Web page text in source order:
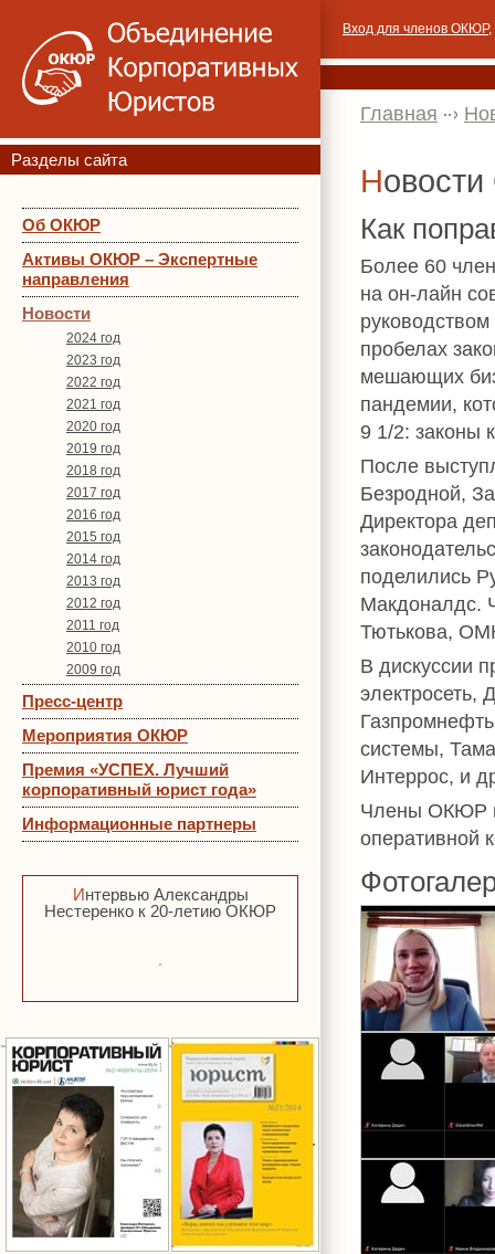
Разделы сайта
Об ОКЮР
Активы ОКЮР – Экспертные
направления
Новости
2024 год
2023 год
2022 год
2021 год
2020 год
2019 год
2018 год
2017 год
2016 год
2015 год
2014 год
2013 год
2012 год
2011 год
2010 год
2009 год
Пресс-центр
Мероприятия ОКЮР
Премия «УСПЕХ. Лучший
корпоративный юрист года»
Информационные партнеры
Интервью Александры
Нестеренко к 20-летию ОКЮР
Вход для членов ОКЮР,
Главная
Как
Более 60
на он-лайн
пробелах
мешающих
пандемии,
9 1/2: законы
После
Безродной,
Директора
поделились
Макдоналдс.
Тютькова,
В дискуссии
системы,
Интеррос, и
Члены ОКЮР
оперативной